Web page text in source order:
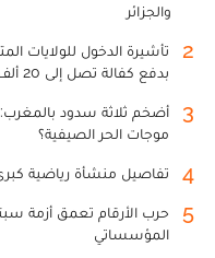
والجزائر
2
بدفع كفالة تصل إلى 20 ألف دولار
3
أضخم ثلاثة سدود
موجات الحر الصيفية؟
4 تفاصيل منشأة رياضية كبرى
5
حرب الأرقام تعمق أزمة
المؤسساتي